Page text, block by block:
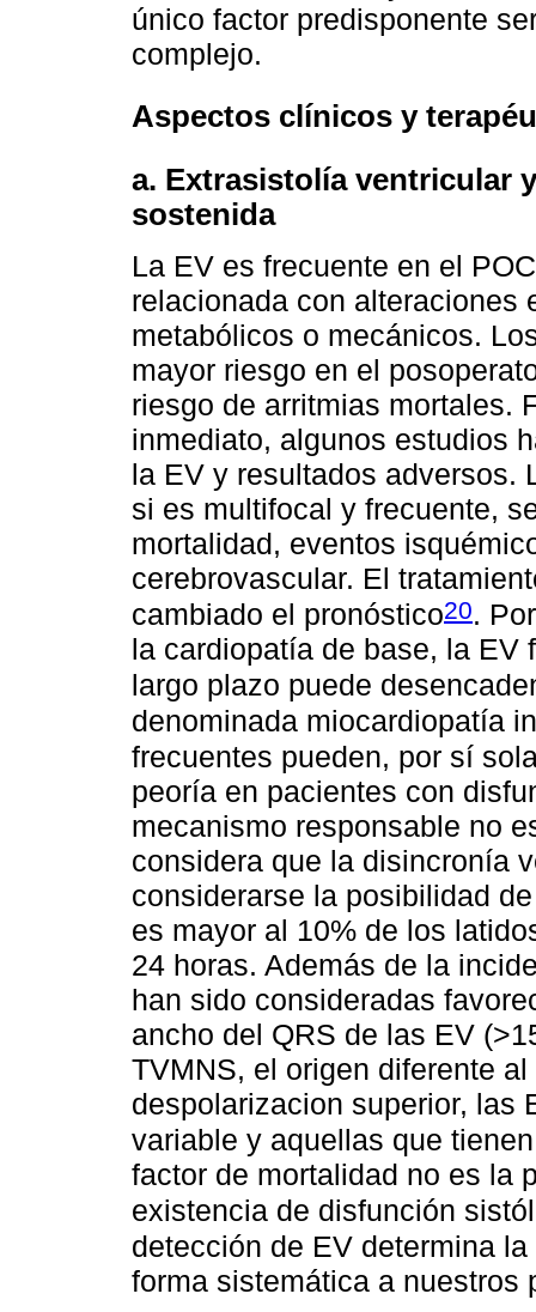
único factor predisponente
complejo.
Aspectos clínicos y
a. Extrasistolía ventricular
sostenida
La EV es frecuente en el
relacionada con alteraciones
metabólicos o mecánicos.
mayor riesgo en el
riesgo de arritmias mortales.
inmediato, algunos estudios
la EV y resultados adversos.
si es multifocal y frecuente,
mortalidad, eventos
cerebrovascular. El
cambiado el pronóstico20.
la cardiopatía de base, la EV
largo plazo puede
denominada miocardiopatía
frecuentes pueden, por sí
peoría en pacientes con
mecanismo responsable no
considera que la disincronía
considerarse la posibilidad
es mayor al 10% de los
24 horas. Además de la
han sido consideradas
ancho del QRS de las EV
TVMNS, el origen diferente
despolarizacion superior, las
variable y aquellas que
factor de mortalidad no es la
existencia de disfunción
detección de EV determina
forma sistemática a nuestros